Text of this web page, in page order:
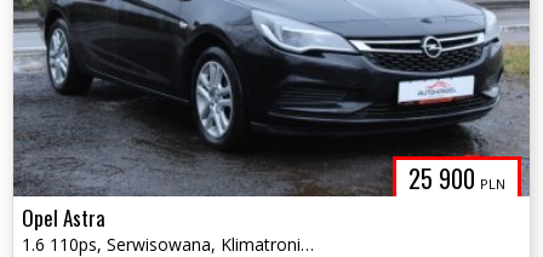
25 900 PLN
Opel Astra
1.6 110ps, Serwisowana, Klimatronik, Bluetooth, Hak